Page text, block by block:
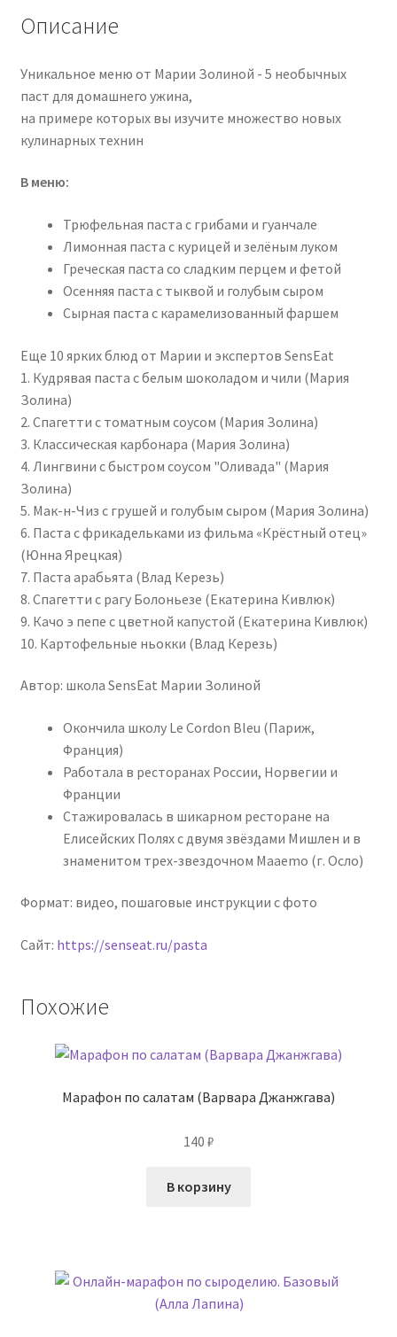
Описание
Уникальное меню от Марии Золиной - 5 необычных
паст для домашнего ужина,
на примере которых вы изучите множество новых
кулинарных технин
В меню:
Трюфельная паста с грибами и гуанчале
Лимонная паста с курицей и зелёным луком
Греческая паста со сладким перцем и фетой
Осенняя паста с тыквой и голубым сыром
Сырная паста с карамелизованный фаршем
Еще 10 ярких блюд от Марии и экспертов SensEat
1. Кудрявая паста с белым шоколадом и чили (Мария
Золина)
2. Спагетти с томатным соусом (Мария Золина)
3. Классическая карбонара (Мария Золина)
4. Лингвини с быстром соусом "Оливада" (Мария
Золина)
5. Мак-н-Чиз с грушей и голубым сыром (Мария Золина)
6. Паста с фрикадельками из фильма «Крёстный отец»
(Юнна Ярецкая)
7. Паста арабьята (Влад Керезь)
8. Спагетти с рагу Болоньезе (Екатерина Кивлюк)
9. Качо э пепе с цветной капустой (Екатерина Кивлюк)
10. Картофельные ньокки (Влад Керезь)
Автор: школа SensEat Марии Золиной
Окончила школу Le Cordon Bleu (Париж,
Франция)
Работала в ресторанах России, Норвегии и
Франции
Стажировалась в шикарном ресторане на
Елисейских Полях с двумя звёздами Мишлен и в
знаменитом трех-звездочном Maaemo (г. Осло)
Формат: видео, пошаговые инструкции с фото
Сайт: https://senseat.ru/pasta
Похожие
Марафон по салатам (Варвара Джанжгава)
140 ₽
В корзину